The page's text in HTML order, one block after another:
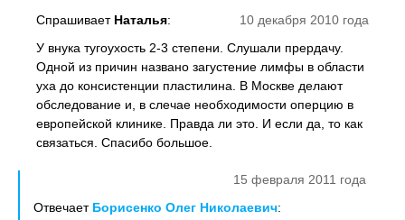
10 декабря 2010 года
Спрашивает Наталья:
У внука тугоухость 2-3 степени. Слушали прердачу.
Одной из причин названо загустение лимфы в области
уха до консистенции пластилина. В Москве делают
обследование и, в слечае необходимости оперцию в
европейской клинике. Правда ли это. И если да, то как
связаться. Спасибо большое.
15 февраля 2011 года
Отвечает Борисенко Олег Николаевич: